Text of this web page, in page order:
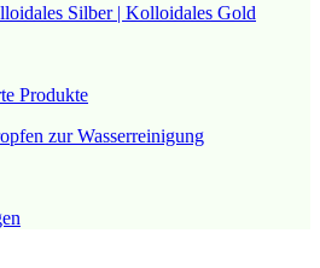
Silber | Kolloidales Gold
Produkte
zur Wasserreinigung